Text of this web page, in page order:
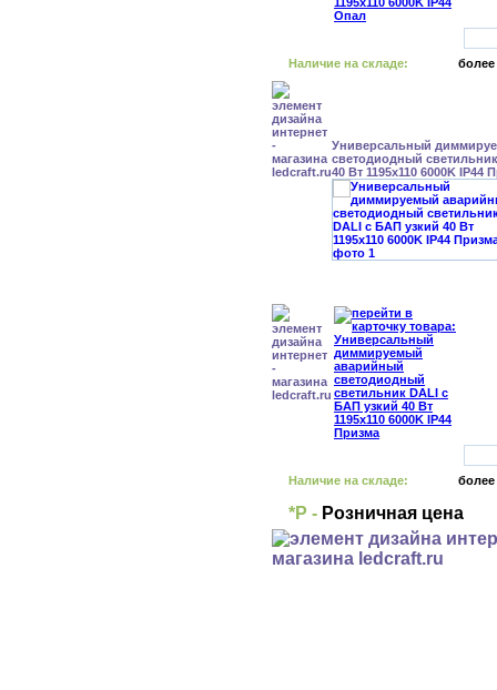
Наличие на складе: более
Универсальный
светодиодный
40 Вт 1195x110 6000K IP44
Наличие на складе: более
*Р - Розничная цена